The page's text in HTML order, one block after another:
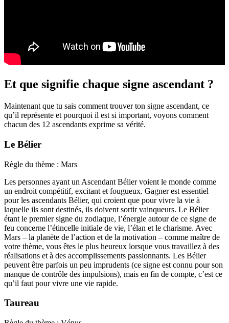
Et que signifie chaque signe ascendant ?
Maintenant que tu sais comment trouver ton signe ascendant, ce
qu’il représente et pourquoi il est si important, voyons comment
chacun des 12 ascendants exprime sa vérité.
Le Bélier
Règle du thème : Mars
Les personnes ayant un Ascendant Bélier voient le monde comme
un endroit compétitif, excitant et fougueux. Gagner est essentiel
pour les ascendants Bélier, qui croient que pour vivre la vie à
laquelle ils sont destinés, ils doivent sortir vainqueurs. Le Bélier
étant le premier signe du zodiaque, l’énergie autour de ce signe de
feu concerne l’étincelle initiale de vie, l’élan et le charisme. Avec
Mars – la planète de l’action et de la motivation – comme maître de
votre thème, vous êtes le plus heureux lorsque vous travaillez à des
réalisations et à des accomplissements passionnants. Les Bélier
peuvent être parfois un peu imprudents (ce signe est connu pour son
manque de contrôle des impulsions), mais en fin de compte, c’est ce
qu’il faut pour vivre une vie rapide.
Taureau